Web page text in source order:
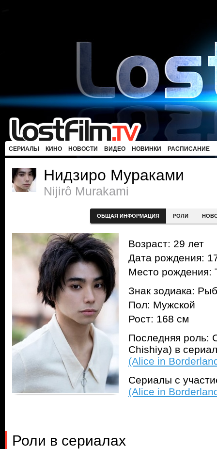
СЕРИАЛЫ КИНО НОВОСТИ ВИДЕО НОВИНКИ РАСПИСАНИЕ
Нидзиро Мураками
Nijirô Murakami
ОБЩАЯ ИНФОРМАЦИЯ РОЛИ
Возраст: 29 лет
Дата рождения:
Место рождения:
Знак зодиака:
Пол: Мужской
Рост: 168 см
Последняя роль:
Chishiya) в
(Alice in
Сериалы с
(Alice in
Роли в сериалах